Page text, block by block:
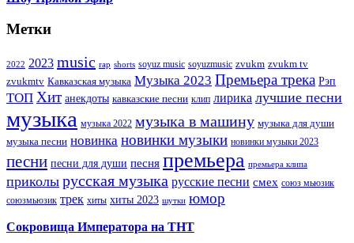
Метки
2022 2023 music rap shorts soyuz music soyuzmusic zvukm zvukm tv
zvukmtv Кавказская музыка Музыка 2023 Премьера трека Рэп
ТОП Хит анекдоты кавказские песни клип лирика лучшие песни
музыка музыка 2022 музыка в машину музыка для души
музыка песни новинка новинки музыки новинки музыки 2023
песни песни для души песня премьера премьера клипа
приколы русская музыка русские песни смех союз мьюзик
союзмьюзик трек хиты хиты 2023 шутки юмор
Сокровища Императора на ТНТ